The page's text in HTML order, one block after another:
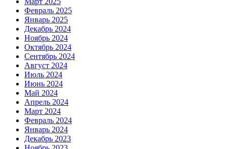
Февраль 2025
Январь 2025
Декабрь 2024
Ноябрь 2024
Октябрь 2024
Сентябрь 2024
Август 2024
Июль 2024
Июнь 2024
Май 2024
Апрель 2024
Март 2024
Февраль 2024
Январь 2024
Декабрь 2023